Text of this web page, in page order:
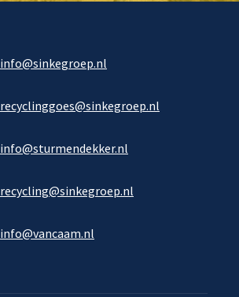
info@sinkegroep.nl
recyclinggoes@sinkegroep.nl
info@sturmendekker.nl
recycling@sinkegroep.nl
info@vancaam.nl